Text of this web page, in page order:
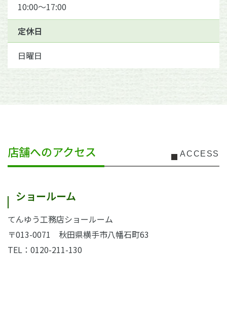
10:00〜17:00
定休日
日曜日
店舗へのアクセス ACCESS
ショールーム
てんゆう工務店ショールーム
〒013-0071 秋田県横手市八幡石町63
TEL：0120-211-130